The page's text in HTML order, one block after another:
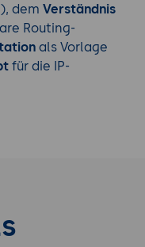
Kursaus
dem Verständnis
Routing-
als Vorlage
für die IP-